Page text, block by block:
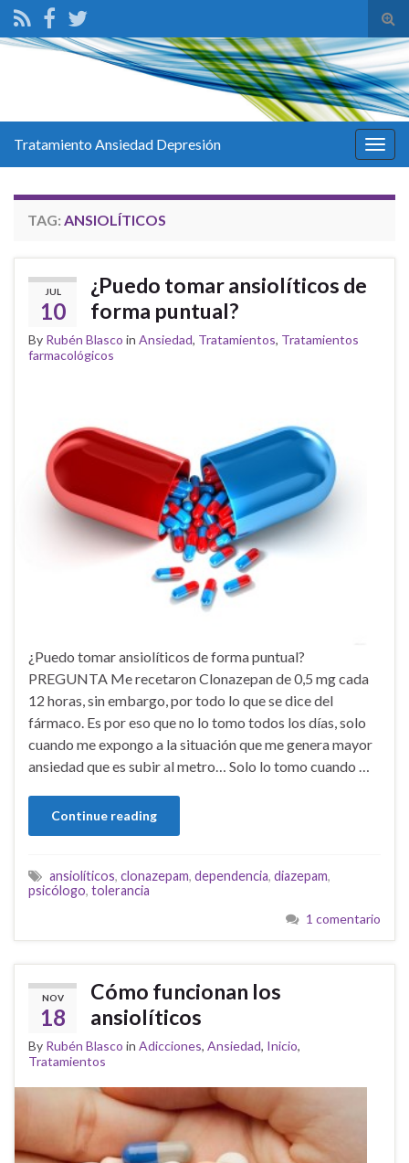
Tratamiento Ansiedad Depresión
TAG: ANSIOLÍTICOS
JUL
10
¿Puedo tomar ansiolíticos de
forma puntual?
By Rubén Blasco in Ansiedad, Tratamientos, Tratamientos
farmacológicos
¿Puedo tomar ansiolíticos de forma puntual?
PREGUNTA Me recetaron Clonazepan de 0,5 mg cada
12 horas, sin embargo, por todo lo que se dice del
fármaco. Es por eso que no lo tomo todos los días, solo
cuando me expongo a la situación que me genera mayor
ansiedad que es subir al metro… Solo lo tomo cuando …
Continue reading
ansiolíticos, clonazepam, dependencia, diazepam,
psicólogo, tolerancia
1 comentario
NOV
18
Cómo funcionan los
ansiolíticos
By Rubén Blasco in Adicciones, Ansiedad, Inicio,
Tratamientos